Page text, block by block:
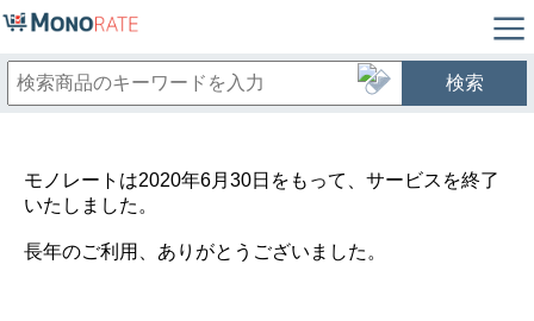
検索
モノレートは2020年6月30日をもって、サービスを終了
いたしました。
長年のご利用、ありがとうございました。